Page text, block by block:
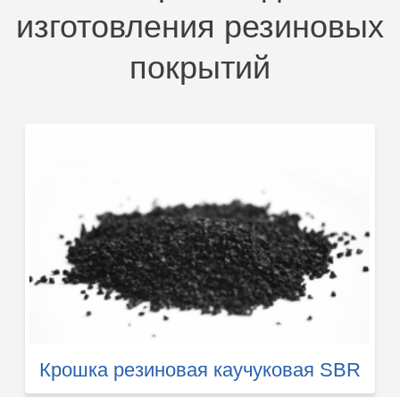
изготовления резиновых
покрытий
Крошка резиновая каучуковая SBR